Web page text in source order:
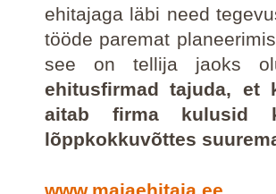
ehitajaga läbi need
tööde paremat
see on tellija jaoks
ehitusfirmad tajuda, et
aitab firma kulusid
lõppkokkuvõttes